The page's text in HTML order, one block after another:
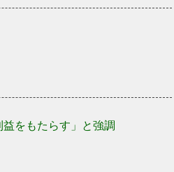
をもたらす」と強調